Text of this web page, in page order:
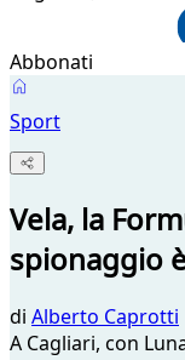
Abbonati
Sport
Vela, la
spionaggio
di Alberto Caprotti
A Cagliari, con